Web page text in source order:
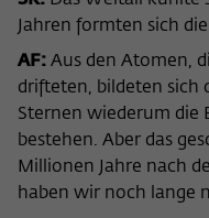
Jahren formten sich
AF: Aus den Atomen,
drifteten, bildeten sich
Sternen wiederum die
bestehen. Aber das
Millionen Jahre nach
haben wir noch lange